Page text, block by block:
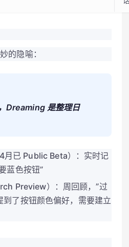
的隐喻：
Dreaming 是整理日
月已 Public Beta）：实时记
蓝色按钮”
Preview）：周回顾，”过
到了按钮颜色偏好，需要建立